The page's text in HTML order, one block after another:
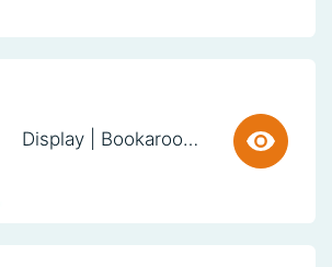
Display | Bookaroo Notebook & Pen - Fern